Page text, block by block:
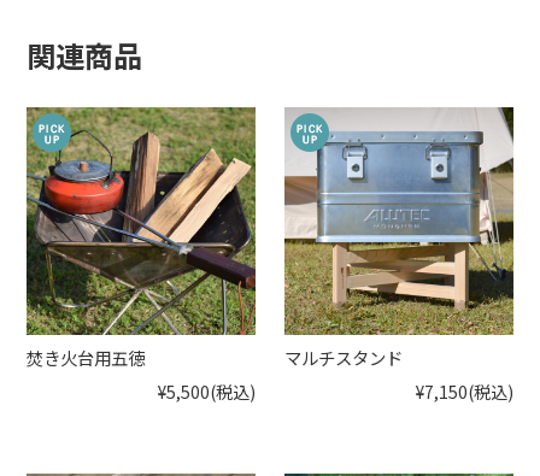
関連商品
焚き火台用五徳
¥5,500(税込)
マルチスタンド
¥7,150(税込)